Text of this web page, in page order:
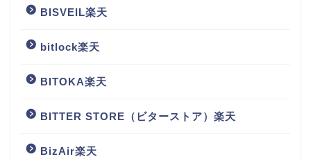
BISVEIL楽天
bitlock楽天
BITOKA楽天
BITTER STORE（ビターストア）楽天
BizAir楽天